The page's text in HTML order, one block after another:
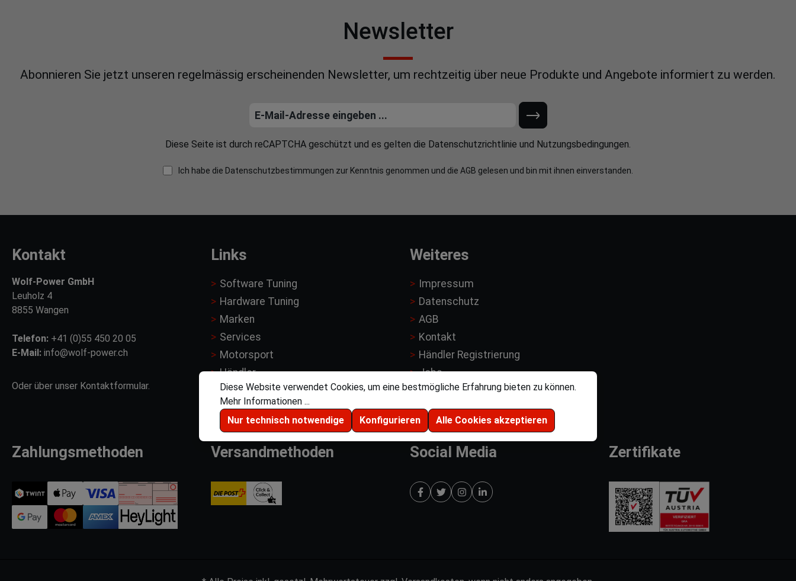
Newsletter
Abonnieren Sie jetzt unseren regelmässig erscheinenden Newsletter, um rechtzeitig über neue Produkte und Angebote informiert zu werden.
Diese Seite ist durch reCAPTCHA geschützt und es gelten die Datenschutzrichtlinie und Nutzungsbedingungen.
Ich habe die Datenschutzbestimmungen zur Kenntnis genommen und die AGB gelesen und bin mit ihnen einverstanden.
Kontakt
Wolf-Power GmbH
Leuholz 4
8855 Wangen
Telefon: +41 (0)55 450 20 05
E-Mail: info@wolf-power.ch
Oder über unser Kontaktformular.
Links
Software Tuning
Hardware Tuning
Marken
Services
Motorsport
Händler
Weiteres
Impressum
Datenschutz
AGB
Kontakt
Händler Registrierung
Jobs
Zahlungsmethoden Versandmethoden Social Media Zertifikate
Diese Website verwendet Cookies, um eine bestmögliche Erfahrung bieten zu können.
Mehr Informationen ...
Nur technisch notwendige
Konfigurieren Alle Cookies akzeptieren